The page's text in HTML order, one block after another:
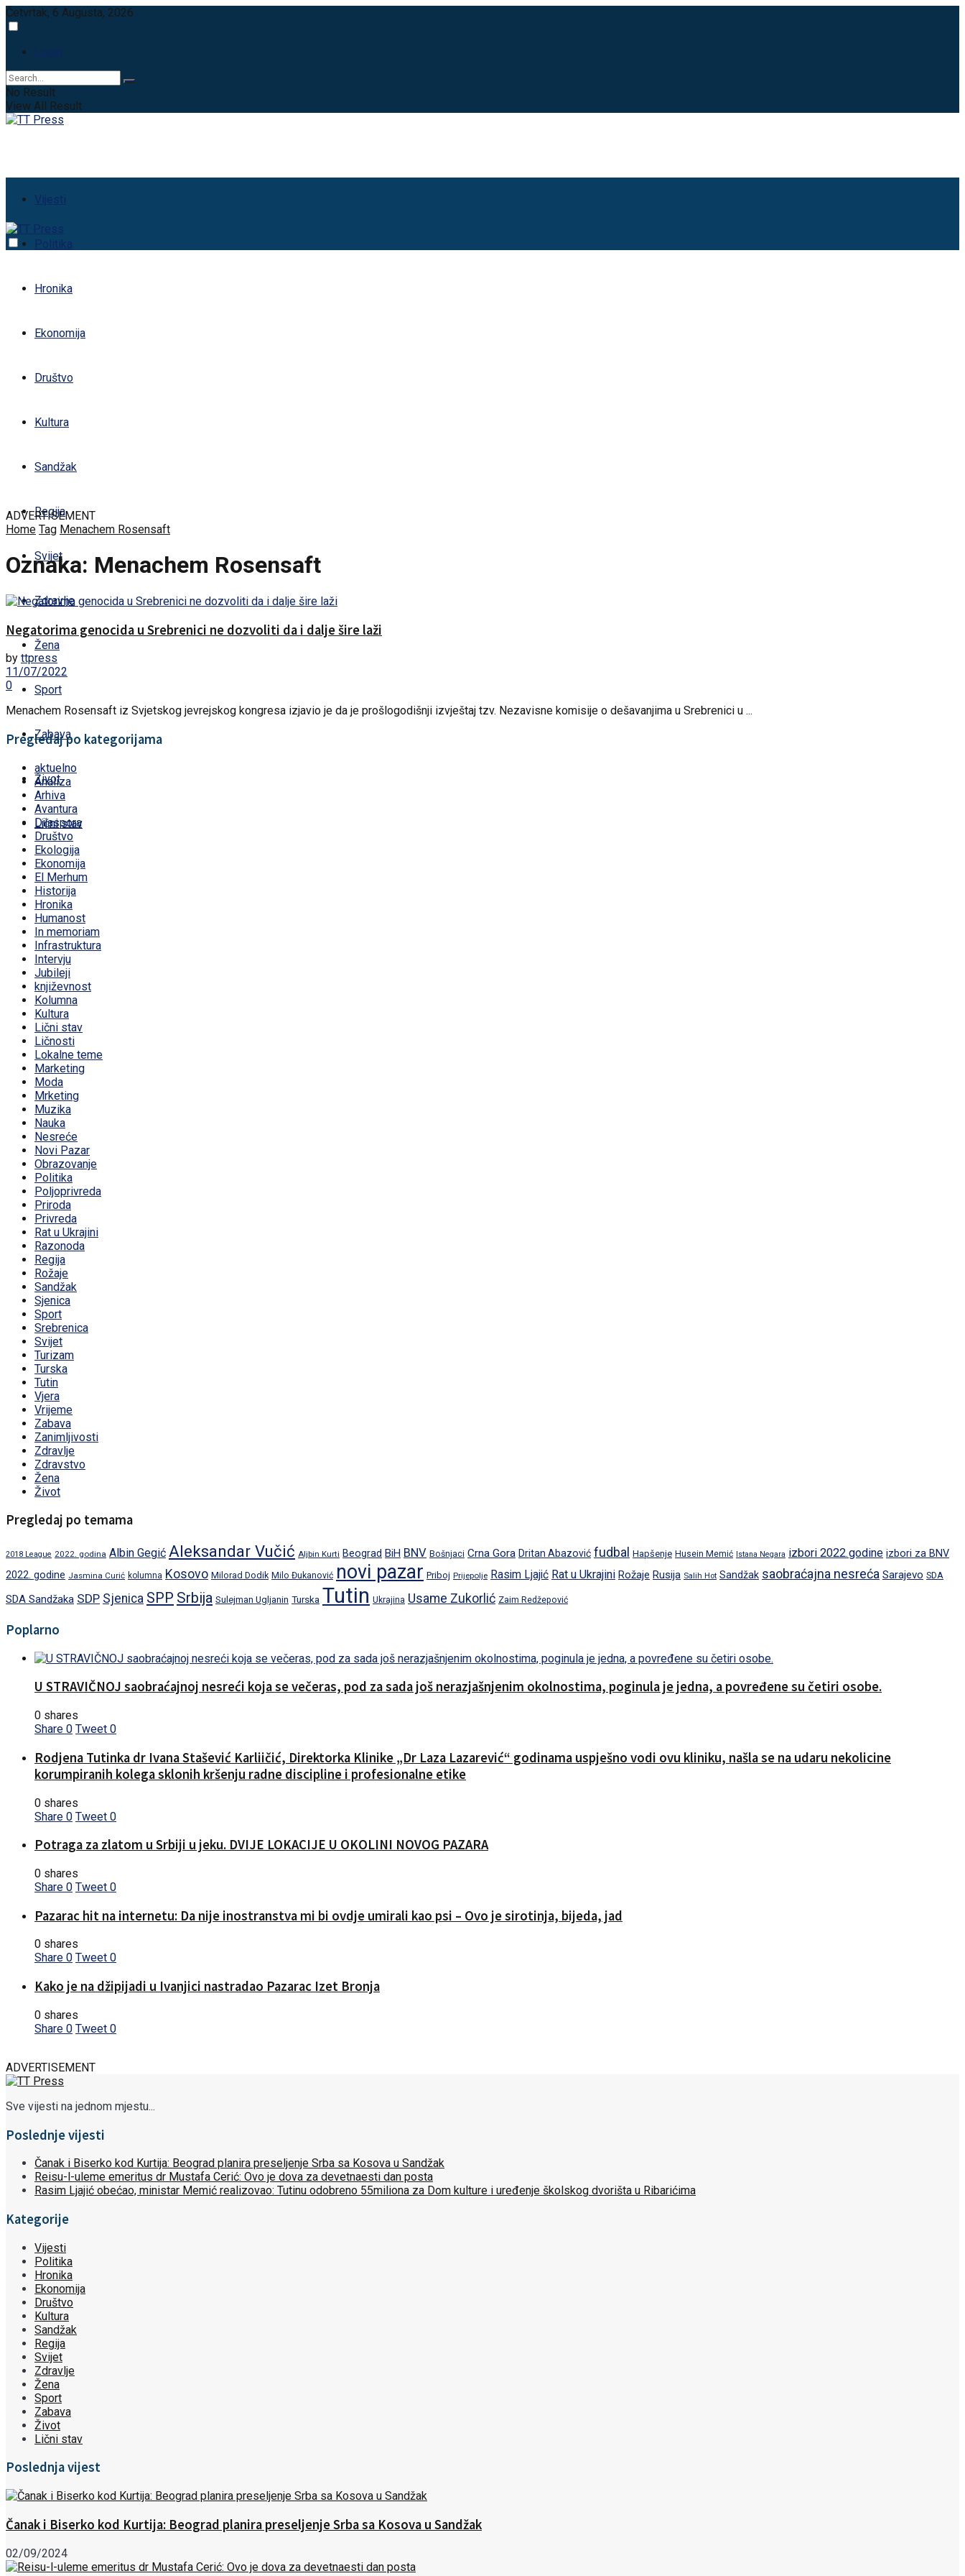
Četvrtak, 6 Augusta, 2026
Login
No Result
View All Result
Vijesti
Politika
Hronika
Ekonomija
Društvo
Kultura
Sandžak
Regija
Svijet
Zdravlje
Žena
Sport
Zabava
Život
Lični stav
ADVERTISEMENT
Home Tag Menachem Rosensaft
Oznaka: Menachem Rosensaft
Negatorima genocida u Srebrenici ne dozvoliti da i dalje šire laži
by ttpress
11/07/2022
0
Menachem Rosensaft iz Svjetskog jevrejskog kongresa izjavio je da je prošlogodišnji izvještaj tzv. Nezavisne komisije o dešavanjima u Srebrenici u ...
Pregledaj po kategorijama
aktuelno
Analiza
Arhiva
Avantura
Dijaspora
Društvo
Ekologija
Ekonomija
El Merhum
Historija
Hronika
Humanost
In memoriam
Infrastruktura
Intervju
Jubileji
književnost
Kolumna
Kultura
Lični stav
Ličnosti
Lokalne teme
Marketing
Moda
Mrketing
Muzika
Nauka
Nesreće
Novi Pazar
Obrazovanje
Politika
Poljoprivreda
Priroda
Privreda
Rat u Ukrajini
Razonoda
Regija
Rožaje
Sandžak
Sjenica
Sport
Srebrenica
Svijet
Turizam
Turska
Tutin
Vjera
Vrijeme
Zabava
Zanimljivosti
Zdravlje
Zdravstvo
Žena
Život
Pregledaj po temama
2018 League 2022. godina Albin Gegić Aleksandar Vučić Aljbin Kurti Beograd BiH BNV Bošnjaci Crna Gora Dritan Abazović fudbal Hapšenje Husein Memić Istana Negara izbori 2022.godine izbori za BNV
2022. godine Jasmina Curić kolumna Kosovo Milorad Dodik Milo Đukanović novi pazar Priboj Prijepolje Rasim Ljajić Rat u Ukrajini Rožaje Rusija Salih Hot Sandžak saobraćajna nesreća Sarajevo SDA
SDA Sandžaka SDP Sjenica SPP Srbija Sulejman Ugljanin Turska Tutin Ukrajina Usame Zukorlić Zaim Redžepović
Poplarno
U STRAVIČNOJ saobraćajnoj nesreći koja se večeras, pod za sada još nerazjašnjenim okolnostima, poginula je jedna, a povređene su četiri osobe.
0 shares
Share 0 Tweet 0
Rodjena Tutinka dr Ivana Stašević Karliičić, Direktorka Klinike „Dr Laza Lazarević“ godinama uspješno vodi ovu kliniku, našla se na udaru nekolicine
korumpiranih kolega sklonih kršenju radne discipline i profesionalne etike
0 shares
Share 0 Tweet 0
Potraga za zlatom u Srbiji u jeku. DVIJE LOKACIJE U OKOLINI NOVOG PAZARA
0 shares
Share 0 Tweet 0
Pazarac hit na internetu: Da nije inostranstva mi bi ovdje umirali kao psi – Ovo je sirotinja, bijeda, jad
0 shares
Share 0 Tweet 0
Kako je na džipijadi u Ivanjici nastradao Pazarac Izet Bronja
0 shares
Share 0 Tweet 0
ADVERTISEMENT
Sve vijesti na jednom mjestu...
Poslednje vijesti
Čanak i Biserko kod Kurtija: Beograd planira preseljenje Srba sa Kosova u Sandžak
Reisu-l-uleme emeritus dr Mustafa Cerić: Ovo je dova za devetnaesti dan posta
Rasim Ljajić obećao, ministar Memić realizovao: Tutinu odobreno 55miliona za Dom kulture i uređenje školskog dvorišta u Ribarićima
Kategorije
Vijesti
Politika
Hronika
Ekonomija
Društvo
Kultura
Sandžak
Regija
Svijet
Zdravlje
Žena
Sport
Zabava
Život
Lični stav
Poslednja vijest
Čanak i Biserko kod Kurtija: Beograd planira preseljenje Srba sa Kosova u Sandžak
02/09/2024